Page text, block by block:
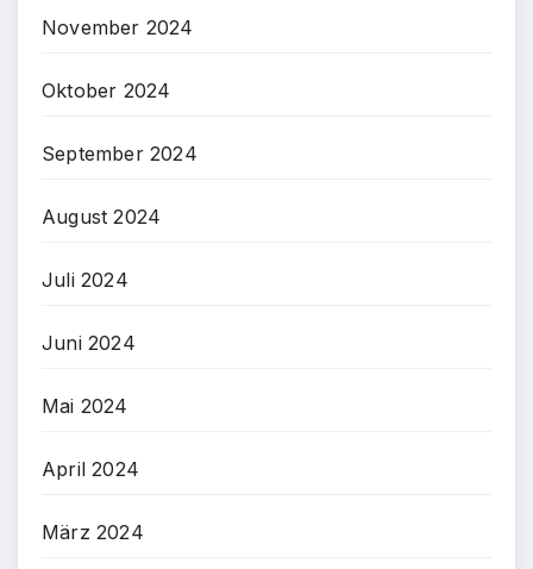
November 2024
Oktober 2024
September 2024
August 2024
Juli 2024
Juni 2024
Mai 2024
April 2024
März 2024